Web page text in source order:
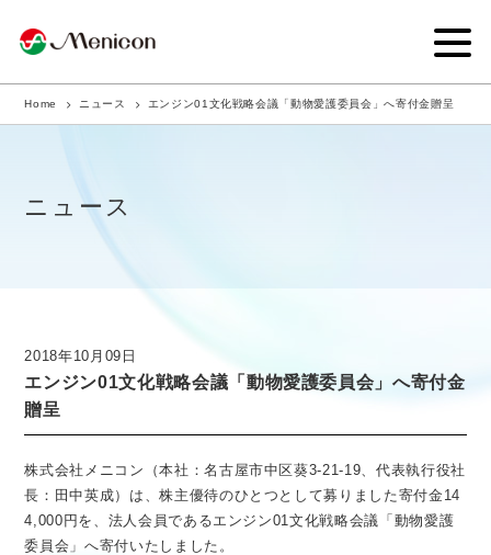
企業情報
商品サイト
ニュース
採用情報
医療従事者向け情報 GLOBAL
Home ニュース エンジン01文化戦略会議「動物愛護委員会」へ寄付金贈呈
ニュース
2018年10月09日
エンジン01文化戦略会議「動物愛護委員会」へ寄付金
贈呈
株式会社メニコン（本社：名古屋市中区葵3-21-19、代表執行役社
長：田中英成）は、株主優待のひとつとして募りました寄付金14
4,000円を、法人会員であるエンジン01文化戦略会議「動物愛護
委員会」へ寄付いたしました。